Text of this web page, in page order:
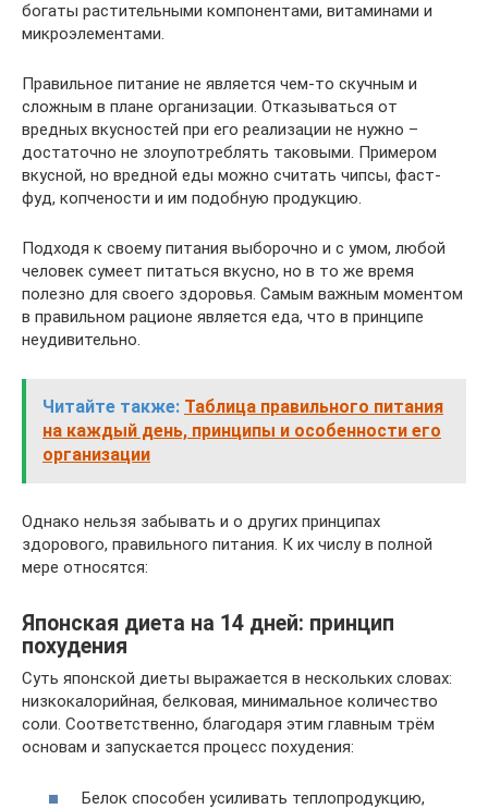
богаты растительными компонентами, витаминами и
микроэлементами.
Правильное питание не является чем-то скучным и
сложным в плане организации. Отказываться от
вредных вкусностей при его реализации не нужно –
достаточно не злоупотреблять таковыми. Примером
вкусной, но вредной еды можно считать чипсы, фаст-
фуд, копчености и им подобную продукцию.
Подходя к своему питания выборочно и с умом, любой
человек сумеет питаться вкусно, но в то же время
полезно для своего здоровья. Самым важным моментом
в правильном рационе является еда, что в принципе
неудивительно.
Читайте также: Таблица правильного питания
на каждый день, принципы и особенности его
организации
Однако нельзя забывать и о других принципах
здорового, правильного питания. К их числу в полной
мере относятся:
Японская диета на 14 дней: принцип
похудения
Суть японской диеты выражается в нескольких словах:
низкокалорийная, белковая, минимальное количество
соли. Соответственно, благодаря этим главным трём
основам и запускается процесс похудения:
Белок способен усиливать теплопродукцию,